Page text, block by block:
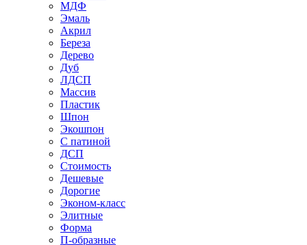
МДФ
Эмаль
Акрил
Береза
Дерево
Дуб
ЛДСП
Массив
Пластик
Шпон
Экошпон
С патиной
ДСП
Стоимость
Дешевые
Дорогие
Эконом-класс
Элитные
Форма
П-образные